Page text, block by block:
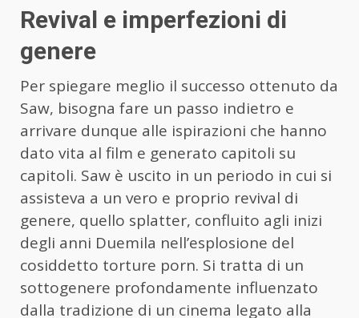
Revival e imperfezioni di
genere
Per spiegare meglio il successo ottenuto da
Saw, bisogna fare un passo indietro e
arrivare dunque alle ispirazioni che hanno
dato vita al film e generato capitoli su
capitoli. Saw è uscito in un periodo in cui si
assisteva a un vero e proprio revival di
genere, quello splatter, confluito agli inizi
degli anni Duemila nell’esplosione del
cosiddetto torture porn. Si tratta di un
sottogenere profondamente influenzato
dalla tradizione di un cinema legato alla